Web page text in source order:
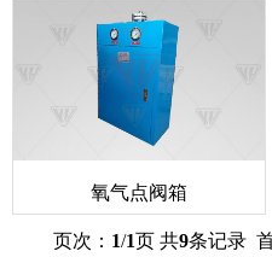
氧气点阀箱
页次： 1/1页 共9条记录